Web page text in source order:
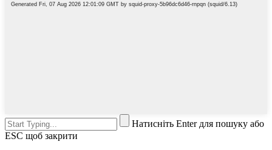
Натисніть Enter для пошуку або
ESC щоб закрити